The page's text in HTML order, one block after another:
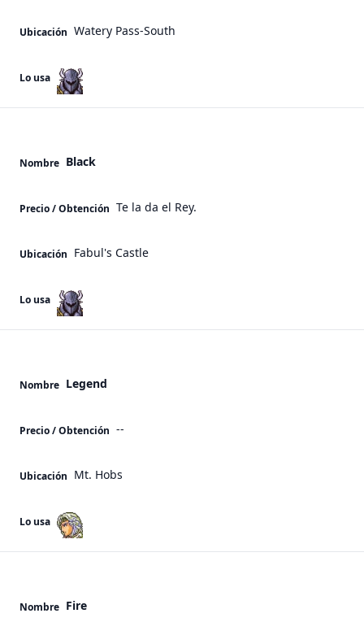
Ubicación Watery Pass-South
Lo usa
Nombre Black
Precio / Obtención Te la da el Rey.
Ubicación Fabul's Castle
Lo usa
Nombre Legend
Precio / Obtención --
Ubicación Mt. Hobs
Lo usa
Nombre Fire